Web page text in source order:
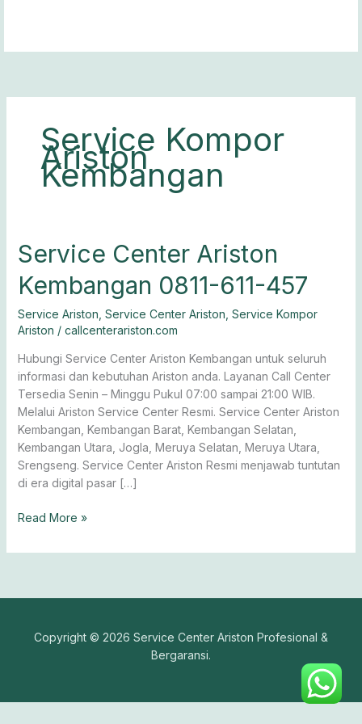
Service Kompor
Ariston
Kembangan
Service Center Ariston
Kembangan 0811-611-457
Service Ariston Service Center Ariston Service Kompor
Ariston / callcenterariston.com
Hubungi Service Center Ariston Kembangan untuk seluruh
informasi dan kebutuhan Ariston anda. Layanan Call Center
Tersedia Senin – Minggu Pukul 07:00 sampai 21:00 WIB.
Melalui Ariston Service Center Resmi. Service Center Ariston
Kembangan, Kembangan Barat, Kembangan Selatan,
Kembangan Utara, Jogla, Meruya Selatan, Meruya Utara,
Srengseng. Service Center Ariston Resmi menjawab tuntutan
di era digital pasar […]
Service
Center
Ariston
0811-
611-
457
Read More »
Copyright © 2026 Service Center Ariston Profesional &
Bergaransi.